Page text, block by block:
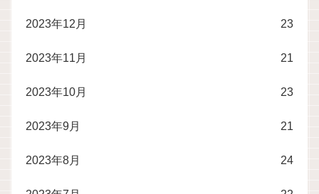
2023年12月 23
2023年11月 21
2023年10月 23
2023年9月 21
2023年8月 24